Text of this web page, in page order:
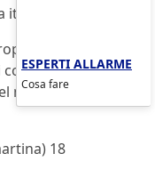
con urgenza
mercato di
18
ESPERTI ALLARME
Cosa fare